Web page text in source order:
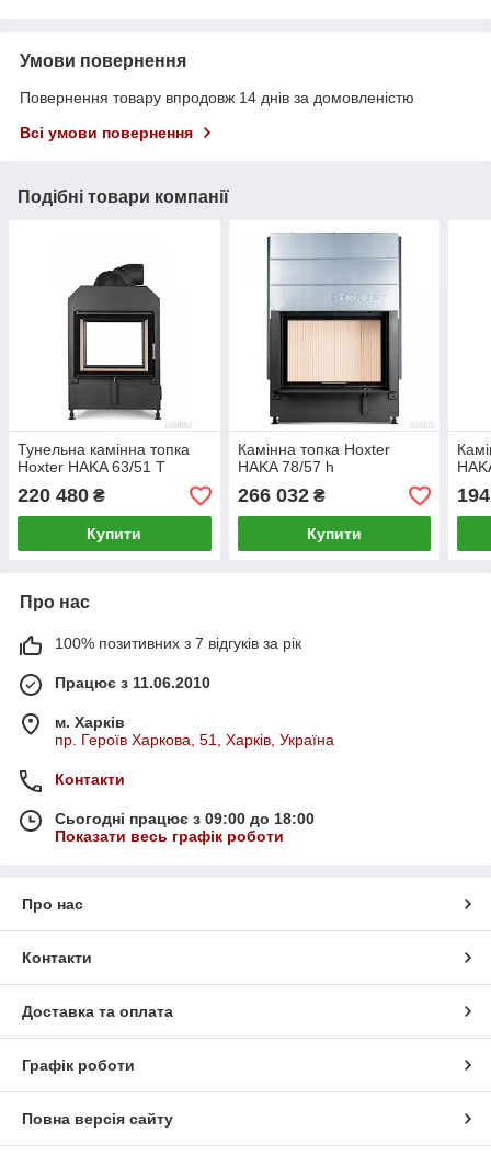
Умови повернення
Повернення товару впродовж 14 днів за домовленістю
Всі умови повернення
Подібні товари компанії
Тунельна камінна топка
Hoxter HAKA 63/51 Т
220 480 ₴
Купити
Камінна топка Hoxter
HAKA 78/57 h
266 032₴
Купити
Про нас
100% позитивних з 7 відгуків за рік
Працює з 11.06.2010
м. Харків
пр. Героїв Харкова, 51, Харків, Україна
Контакти
Сьогодні працює з 09:00 до 18:00
Показати весь графік роботи
Про нас
Контакти
Доставка та оплата
Графік роботи
Повна версія сайту